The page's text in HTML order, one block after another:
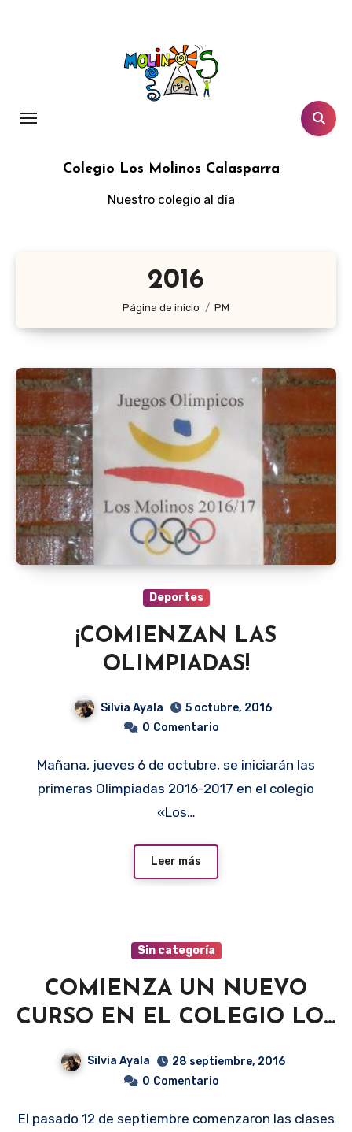
Colegio Los Molinos Calasparra
Nuestro colegio al día
2016
Página de inicio PM
Deportes
¡COMIENZAN LAS
OLIMPIADAS!
Silvia Ayala
5 octubre, 2016
0 Comentario
Mañana, jueves 6 de octubre, se iniciarán las
primeras Olimpiadas 2016-2017 en el colegio
«Los…
Leer más
Sin categoría
COMIENZA UN NUEVO
CURSO EN EL COLEGIO LOS
Silvia Ayala
28 septiembre, 2016
0 Comentario
El pasado 12 de septiembre comenzaron las clases